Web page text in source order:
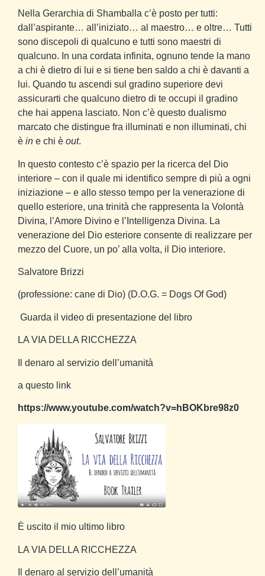
Nella Gerarchia di Shamballa c’è posto per tutti:
dall’aspirante… all’iniziato… al maestro… e oltre… Tutti
sono discepoli di qualcuno e tutti sono maestri di
qualcuno. In una cordata infinita, ognuno tende la mano
a chi è dietro di lui e si tiene ben saldo a chi è davanti a
lui. Quando tu ascendi sul gradino superiore devi
assicurarti che qualcuno dietro di te occupi il gradino
che hai appena lasciato. Non c’è questo dualismo
marcato che distingue fra illuminati e non illuminati, chi
è in e chi è out.
In questo contesto c’è spazio per la ricerca del Dio
interiore – con il quale mi identifico sempre di più a ogni
iniziazione – e allo stesso tempo per la venerazione di
quello esteriore, una trinità che rappresenta la Volontà
Divina, l’Amore Divino e l’Intelligenza Divina. La
venerazione del Dio esteriore consente di realizzare per
mezzo del Cuore, un po’ alla volta, il Dio interiore.
Salvatore Brizzi
(professione: cane di Dio) (D.O.G. = Dogs Of God)
Guarda il video di presentazione del libro
LA VIA DELLA RICCHEZZA
Il denaro al servizio dell’umanità
a questo link
https://www.youtube.com/watch?v=hBOKbre98z0
È uscito il mio ultimo libro
LA VIA DELLA RICCHEZZA
Il denaro al servizio dell’umanità